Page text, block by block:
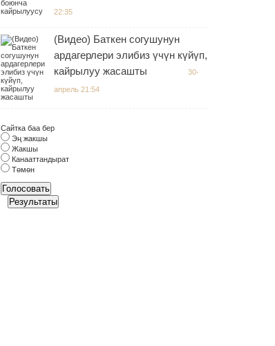
22:35
(Видео) Баткен согушунун
ардагерлери элибиз үчүн күйүп,
кайрылуу жасашты
30-
апрель 21:54
Сайтка баа бер
Эң жакшы
Жакшы
Канааттандырат
Төмөн
Голосовать
Результаты